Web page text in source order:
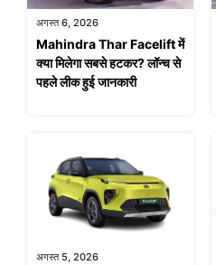
अगस्त 6, 2026
Mahindra Thar Facelift में
क्या मिलेगा सबसे हटकर? लॉन्च से
पहले लीक हुई जानकारी
अगस्त 5, 2026